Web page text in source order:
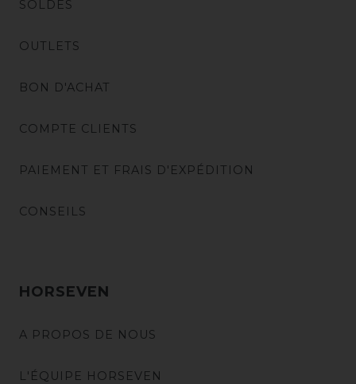
SOLDES
OUTLETS
BON D'ACHAT
COMPTE CLIENTS
PAIEMENT ET FRAIS D'EXPÉDITION
CONSEILS
HORSEVEN
A PROPOS DE NOUS
L'ÉQUIPE HORSEVEN